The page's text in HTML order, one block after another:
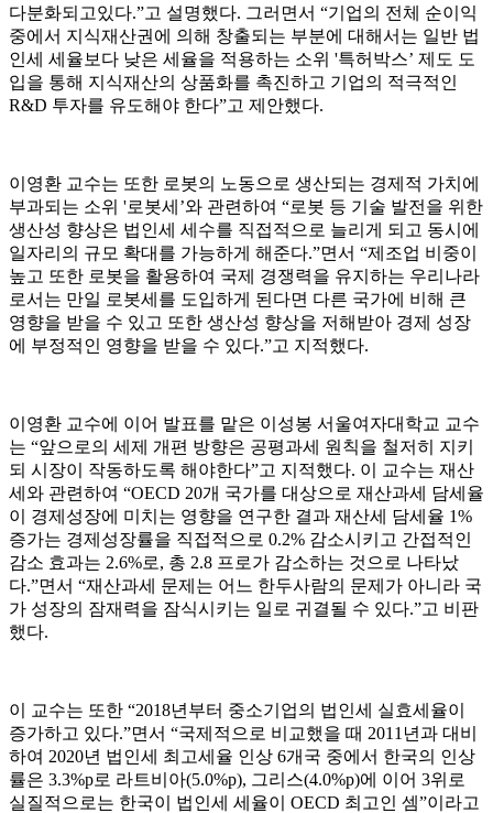
다분화되고있다.”고 설명했다. 그러면서 “기업의 전체 순이익
중에서 지식재산권에 의해 창출되는 부분에 대해서는 일반 법
인세 세율보다 낮은 세율을 적용하는 소위 '특허박스’ 제도 도
입을 통해 지식재산의 상품화를 촉진하고 기업의 적극적인
R&D 투자를 유도해야 한다”고 제안했다.
이영환 교수는 또한 로봇의 노동으로 생산되는 경제적 가치에
부과되는 소위 '로봇세’와 관련하여 “로봇 등 기술 발전을 위한
생산성 향상은 법인세 세수를 직접적으로 늘리게 되고 동시에
일자리의 규모 확대를 가능하게 해준다.”면서 “제조업 비중이
높고 또한 로봇을 활용하여 국제 경쟁력을 유지하는 우리나라
로서는 만일 로봇세를 도입하게 된다면 다른 국가에 비해 큰
영향을 받을 수 있고 또한 생산성 향상을 저해받아 경제 성장
에 부정적인 영향을 받을 수 있다.”고 지적했다.
이영환 교수에 이어 발표를 맡은 이성봉 서울여자대학교 교수
는 “앞으로의 세제 개편 방향은 공평과세 원칙을 철저히 지키
되 시장이 작동하도록 해야한다”고 지적했다. 이 교수는 재산
세와 관련하여 “OECD 20개 국가를 대상으로 재산과세 담세율
이 경제성장에 미치는 영향을 연구한 결과 재산세 담세율 1%
증가는 경제성장률을 직접적으로 0.2% 감소시키고 간접적인
감소 효과는 2.6%로, 총 2.8 프로가 감소하는 것으로 나타났
다.”면서 “재산과세 문제는 어느 한두사람의 문제가 아니라 국
가 성장의 잠재력을 잠식시키는 일로 귀결될 수 있다.”고 비판
했다.
이 교수는 또한 “2018년부터 중소기업의 법인세 실효세율이
증가하고 있다.”면서 “국제적으로 비교했을 때 2011년과 대비
하여 2020년 법인세 최고세율 인상 6개국 중에서 한국의 인상
률은 3.3%p로 라트비아(5.0%p), 그리스(4.0%p)에 이어 3위로
실질적으로는 한국이 법인세 세율이 OECD 최고인 셈”이라고